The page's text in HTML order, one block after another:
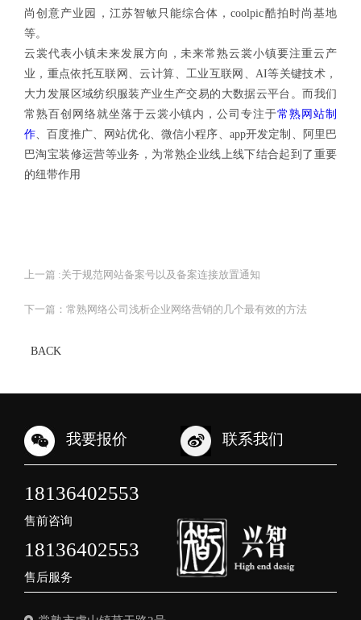
尚创意产业园，江苏智敏只能综合体，coolpic酷拍时尚基地
等。
云裳代表小镇未来发展方向，未来常熟云裳小镇要注重云产
业，重点依托互联网、云计算、工业互联网、AI等关键技术，
大力发展区域纺织服装产业生产交易的大数据云平台。而我们
常熟百创网络就坐落于云裳小镇内，公司专注于常熟网站制
作、百度推广、网站优化、微信小程序、app开发定制、阿里巴
巴淘宝装修运营等业务，为常熟企业线上线下结合起到了重要
的纽带作用
上一篇 :关于规范网站备案号以及备案连接放置通知
下一篇： 常熟网络公司浅析企业网络营销的几个最有效的方法
BACK
我要报价 联系我们
18136402553
售前咨询
18136402553
售后服务